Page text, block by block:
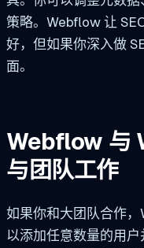
策略。Webflow 让
好，但如果你深入做
面。
Webflow 与
与团队工作
如果你和大团队合作
以添加任意数量的用户